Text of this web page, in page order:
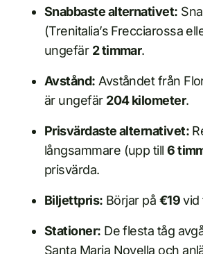
Snabbaste alternativet:
(Trenitalia’s Frecciarossa
ungefär 2 timmar.
Avstånd: Avståndet från
är ungefär 204 kilometer.
Prisvärdaste alternativet:
långsammare (upp till6
prisvärda.
Biljettpris: Börjar på €19vid
Stationer: De flesta tåg
Santa Maria Novella och